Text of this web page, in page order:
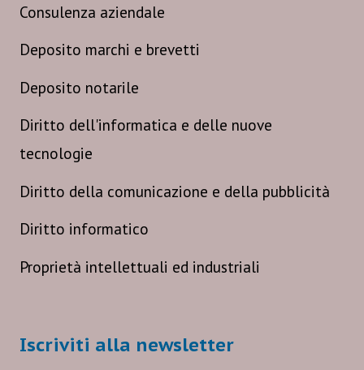
Consulenza aziendale
Deposito marchi e brevetti
Deposito notarile
Diritto dell'informatica e delle nuove
tecnologie
Diritto della comunicazione e della pubblicità
Diritto informatico
Proprietà intellettuali ed industriali
Iscriviti alla newsletter